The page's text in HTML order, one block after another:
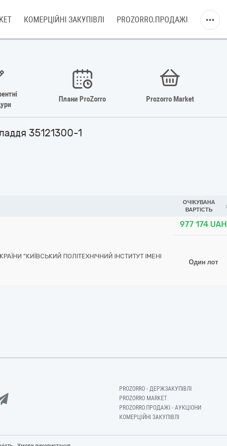
КОМЕРЦІЙНІ ЗАКУПІВЛІ PROZORRO.ПРОДАЖІ
Плани ProZorro Prozorro Market
35121300-1
ОЧІКУВАНА
ВАРТІСТЬ
"КИЇВСЬКИЙ ПОЛІТЕХНІЧНИЙ ІНСТИТУТ ІМЕНІ
977 174 UAH
Один лот
PROZORRO - ДЕРЖЗАКУПІВЛІ
PROZORRO MARKET
PROZORRO.ПРОДАЖІ - АУКЦІОНИ
КОМЕРЦІЙНІ ЗАКУПІВЛІ